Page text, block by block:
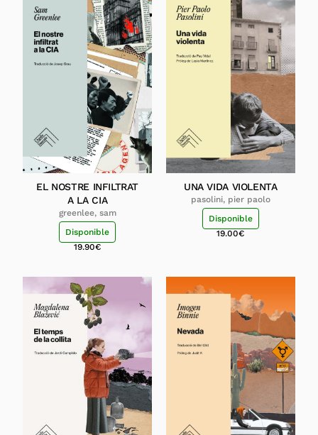
EL NOSTRE INFILTRAT
A LA CIA
greenlee, sam
Disponible
19.90€
UNA VIDA VIOLENTA
pasolini, pier paolo
Disponible
19.00€